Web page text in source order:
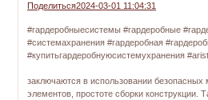
Поделиться2024-03-01 11:04:31
#гардеробныесистемы #гардеробные
#системахранения #гардеробная
заключаются в использовании
элементов, простоте сборки конструкции.